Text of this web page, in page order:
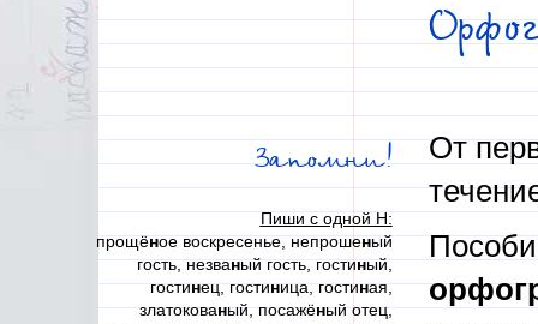
Запомни!
Пиши с одной Н:
прощёное воскресенье, непрошеный
гость, незваный гость, гостиный,
гостинец, гостиница, гостиная,
златокованый, посажёный отец,
От